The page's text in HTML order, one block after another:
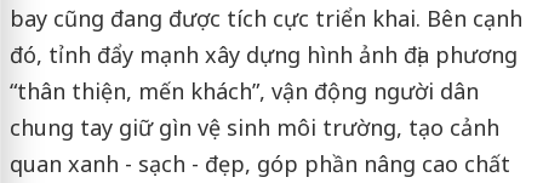
bay cũng đang được tích cực triển khai. Bên cạnh
đó, tỉnh đẩy mạnh xây dựng hình ảnh địa phương
“thân thiện, mến khách”, vận động người dân
chung tay giữ gìn vệ sinh môi trường, tạo cảnh
quan xanh - sạch - đẹp, góp phần nâng cao chất